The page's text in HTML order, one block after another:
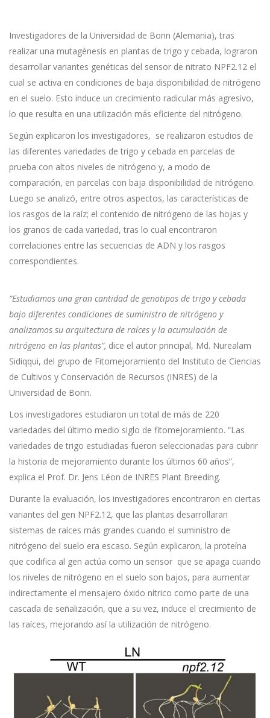
Investigadores de la Universidad de Bonn (Alemania), tras
realizar una mutagénesis en plantas de trigo y cebada, lograron
desarrollar variantes genéticas del sensor de nitrato NPF2.12 el
cual se activa en condiciones de baja disponibilidad de nitrógeno
en el suelo. Esto induce un crecimiento radicular más agresivo,
lo que resulta en una utilización más eficiente del nitrógeno.
Según explicaron los investigadores, se realizaron estudios de
las diferentes variedades de trigo y cebada en parcelas de
prueba con altos niveles de nitrógeno y, a modo de
comparación, en parcelas con baja disponibilidad de nitrógeno.
Luego se analizó, entre otros aspectos, las características de
los rasgos de la raíz; el contenido de nitrógeno de las hojas y
los granos de cada variedad, tras lo cual encontraron
correlaciones entre las secuencias de ADN y los rasgos
correspondientes.
“Estudiamos una gran cantidad de genotipos de trigo y cebada
bajo diferentes condiciones de suministro de nitrógeno y
analizamos su arquitectura de raíces y la acumulación de
nitrógeno en las plantas”, dice el autor principal, Md. Nurealam
Sidiqqui, del grupo de Fitomejoramiento del Instituto de Ciencias
de Cultivos y Conservación de Recursos (INRES) de la
Universidad de Bonn.
Los investigadores estudiaron un total de más de 220
variedades del último medio siglo de fitomejoramiento. “Las
variedades de trigo estudiadas fueron seleccionadas para cubrir
la historia de mejoramiento durante los últimos 60 años”,
explica el Prof. Dr. Jens Léon de INRES Plant Breeding.
Durante la evaluación, los investigadores encontraron en ciertas
variantes del gen NPF2.12, que las plantas desarrollaran
sistemas de raíces más grandes cuando el suministro de
nitrógeno del suelo era escaso. Según explicaron, la proteína
que codifica al gen actúa como un sensor que se apaga cuando
los niveles de nitrógeno en el suelo son bajos, para aumentar
indirectamente el mensajero óxido nítrico como parte de una
cascada de señalización, que a su vez, induce el crecimiento de
las raíces, mejorando así la utilización de nitrógeno.